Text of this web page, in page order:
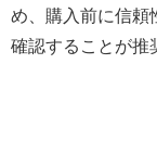
め、購入前に信頼
確認することが推